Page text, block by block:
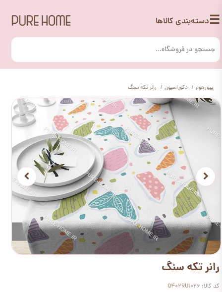
☰دسته‌بندی کالاها
پیورهوم دکوراسیون رانر تکه سنگ
رانر تکه سنگ
کد کالا: Q402RU1026